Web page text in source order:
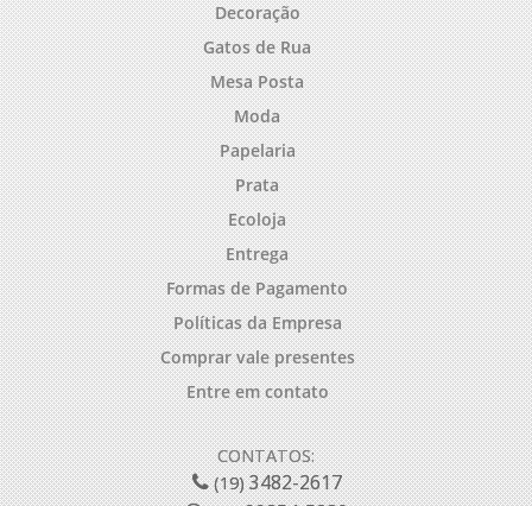
Decoração
Gatos de Rua
Mesa Posta
Moda
Papelaria
Prata
Ecoloja
Entrega
Formas de Pagamento
Políticas da Empresa
Comprar vale presentes
Entre em contato
CONTATOS:
(19)3482-2617